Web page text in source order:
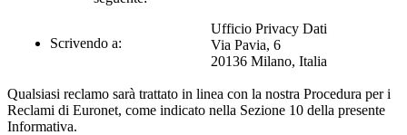
Scrivendo a:
Ufficio Privacy Dati
Via Pavia, 6
20136 Milano, Italia
Qualsiasi reclamo sarà trattato in linea con la nostra Procedura per i
Reclami di Euronet, come indicato nella Sezione 10 della presente
Informativa.